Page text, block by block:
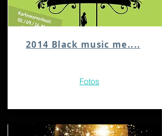
2014 Black music me....
Fotos